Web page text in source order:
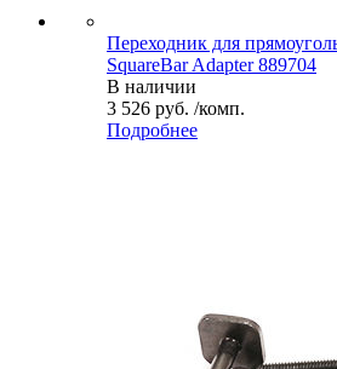
Переходник для
SquareBar Adapter 889704
В наличии
3 526 руб. /комп.
Подробнее